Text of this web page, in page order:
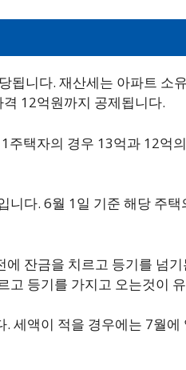
됩니다. 재산세는 아파트 소
12억원까지 공제됩니다.
주택자의 경우 13억과 12억
니다. 6월 1일 기준 해당 주
에 잔금을 치르고 등기를 넘
고 등기를 가지고 오는것이
세액이 적을 경우에는 7월